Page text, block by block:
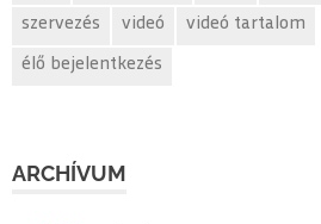
szervezés videó videó tartalom
élő bejelentkezés
ARCHÍVUM